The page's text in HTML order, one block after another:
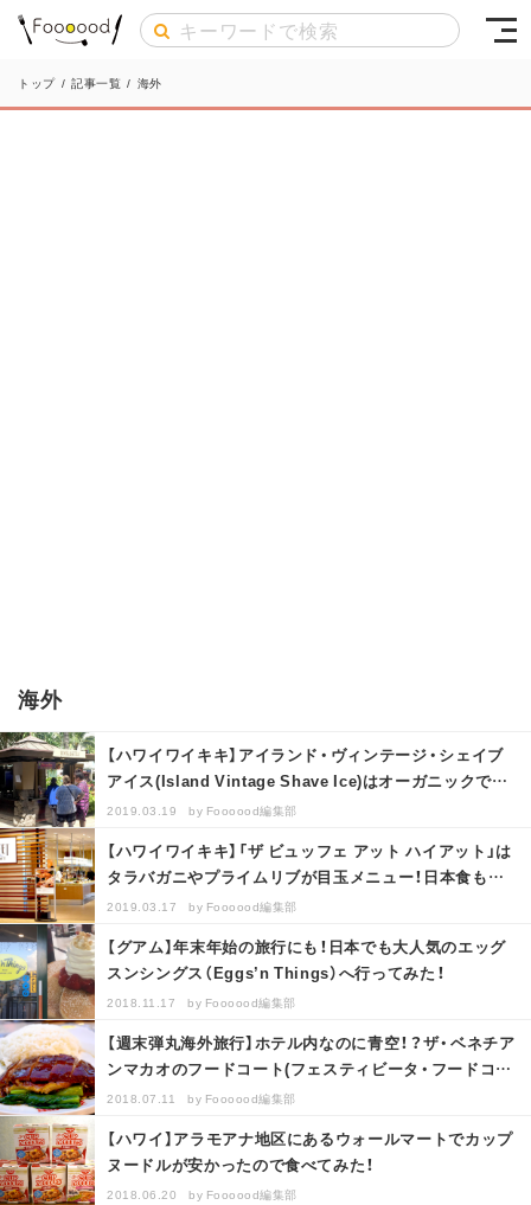
トップ / 記事一覧 / 海外
海外
【ハワイワイキキ】アイランド・ヴィンテージ・シェイブ
アイス(Island Vintage Shave Ice)はオーガニックで美
味…
2019.03.19 by Foooood編集部
【ハワイワイキキ】「ザ ビュッフェ アット ハイアット」は
タラバガニやプライムリブが目玉メニュー！日本食もあ
るからファミリーも安心…
2019.03.17 by Foooood編集部
【グアム】年末年始の旅行にも！日本でも大人気のエッグ
スンシングス（Eggs’n Things）へ行ってみた！
2018.11.17 by Foooood編集部
【週末弾丸海外旅行】ホテル内なのに青空！？ザ・ベネチア
ンマカオのフードコート(フェスティビータ・フードコー
ト Festivita …
2018.07.11 by Foooood編集部
【ハワイ】アラモアナ地区にあるウォールマートでカップ
ヌードルが安かったので食べてみた！
2018.06.20 by Foooood編集部